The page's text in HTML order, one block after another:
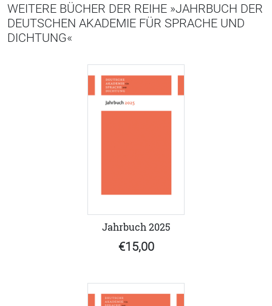
WEITERE BÜCHER DER REIHE »JAHRBUCH DER
DEUTSCHEN AKADEMIE FÜR SPRACHE UND
DICHTUNG«
Jahrbuch 2025
€15,00